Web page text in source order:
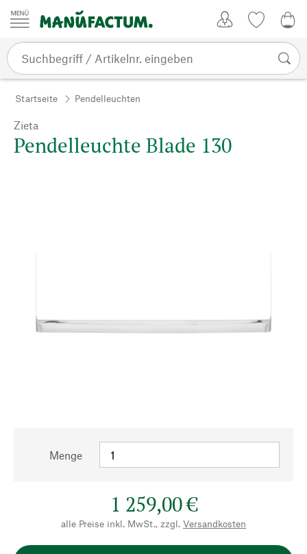
Zum Inhalt springen
Startseite Pendelleuchten
Zieta
Pendelleuchte Blade 130
Menge
1 259,00 €
alle Preise inkl. MwSt., zzgl. Versandkosten